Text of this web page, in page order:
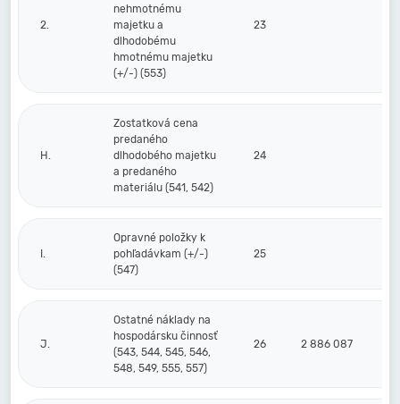
2.
nehmotnému
majetku a
dlhodobému
hmotnému majetku
(+/-) (553)
23
H.
Zostatková cena
predaného
dlhodobého majetku
a predaného
materiálu (541, 542)
24
I.
Opravné položky k
pohľadávkam (+/-)
(547)
25
J.
Ostatné náklady na
hospodársku činnosť
(543, 544, 545, 546,
548, 549, 555, 557)
26 2 886 087